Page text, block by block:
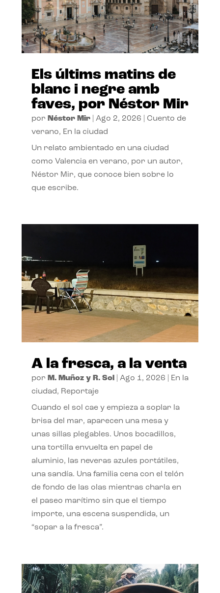
Els últims matins de
blanc i negre amb
faves, por Néstor Mir
por Néstor Mir| Ago 2, 2026
Cuento de
verano, En la ciudad
Un relato ambientado en una ciudad
como Valencia en verano, por un autor,
Néstor Mir, que conoce bien sobre lo
que escribe.
A la fresca, a la venta
por M. Muñoz y R. Sol| Ago 1, 2026
En la
ciudad, Reportaje
Cuando el sol cae y empieza a soplar la
brisa del mar, aparecen una mesa y
unas sillas plegables. Unos bocadillos,
una tortilla envuelta en papel de
aluminio, las neveras azules portátiles,
una sandía. Una familia cena con el telón
de fondo de las olas mientras charla en
el paseo marítimo sin que el tiempo
importe, una escena suspendida, un
“sopar a la fresca”.